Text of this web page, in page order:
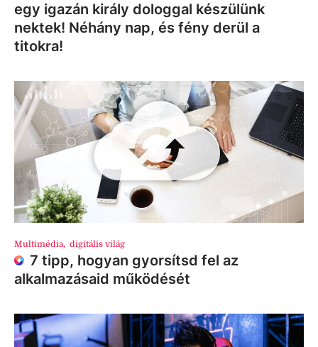
egy igazán király dologgal készülünk
nektek! Néhány nap, és fény derül a
titokra!
Multimédia, digitális világ
7 tipp, hogyan gyorsítsd fel az
alkalmazásaid működését